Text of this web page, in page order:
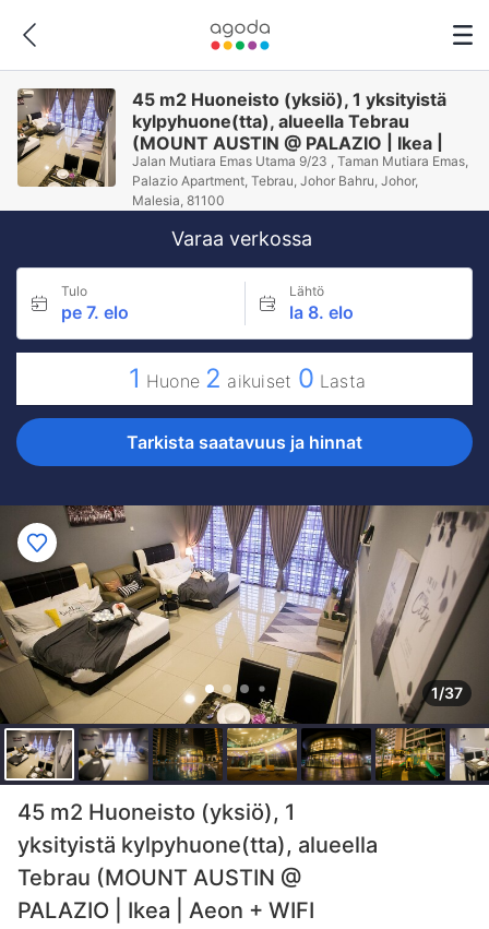
45 m2 Huoneisto (yksiö), 1 yksityistä
kylpyhuone(tta), alueella Tebrau
(MOUNT AUSTIN @ PALAZIO | Ikea |
Aeon + WIFI JOHOR)
Jalan Mutiara Emas Utama 9/23 , Taman Mutiara Emas,
Palazio Apartment, Tebrau, Johor Bahru, Johor,
Malesia, 81100
Varaa verkossa
Tulo
pe 7. elo
Lähtö
la 8. elo
1 Huone 2 aikuiset 0 Lasta
Tarkista saatavuus ja hinnat
1/37
45 m2 Huoneisto (yksiö), 1
yksityistä kylpyhuone(tta), alueella
Tebrau (MOUNT AUSTIN @
PALAZIO | Ikea | Aeon + WIFI
Tähtiluokitus 3.5 tähteä